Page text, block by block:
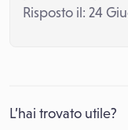
Risposto il: 24
L’hai trovato utile?